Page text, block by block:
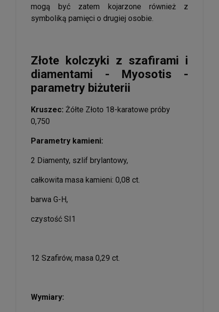
mogą być zatem kojarzone również z
symboliką pamięci o drugiej osobie.
Złote kolczyki z szafirami i
diamentami - Myosotis -
parametry biżuterii
Kruszec: Żółte Złoto 18-karatowe próby
0,750
Parametry kamieni:
2 Diamenty, szlif brylantowy,
całkowita masa kamieni: 0,08 ct.
barwa G-H,
czystość SI1
12 Szafirów, masa 0,29 ct.
Wymiary: